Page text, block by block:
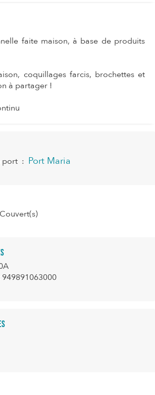
faite maison, à base de produits
coquillages farcis, brochettes et
à partager !
port : Port Maria
949891063000